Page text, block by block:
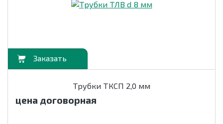
Трубки ТКСП 2,0 мм
цена договорная